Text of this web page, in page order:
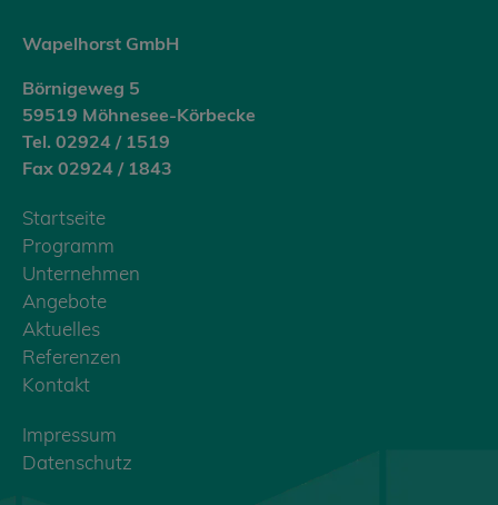
Wapelhorst GmbH
Börnigeweg 5
59519 Möhnesee-Körbecke
Tel. 02924 / 1519
Fax 02924 / 1843
Startseite
Programm
Unternehmen
Angebote
Aktuelles
Referenzen
Kontakt
Impressum
Datenschutz